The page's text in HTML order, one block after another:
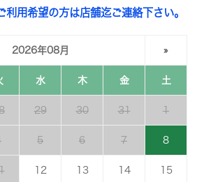
用希望の方は店舗迄ご連絡下さい。
2026年08月 »
水 木 金 土
29 30 31 1
5 6 7 8
12 13 14 15